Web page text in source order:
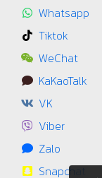
Whatsapp
Tiktok
WeChat
KaKaoTalk
VK
Viber
Zalo
Snapchat